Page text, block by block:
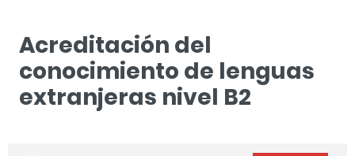
Acreditación del
conocimiento de lenguas
extranjeras nivel B2